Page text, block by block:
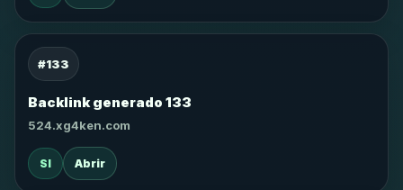
#133
Backlink generado 133
524.xg4ken.com
SI Abrir